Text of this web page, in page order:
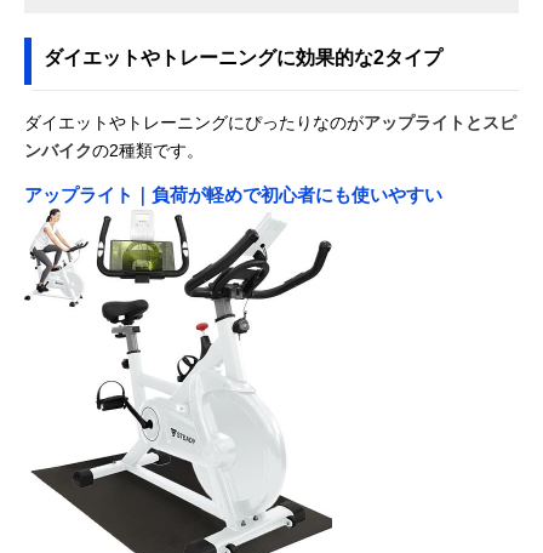
ダイエットやトレーニングに効果的な2タイプ
ダイエットやトレーニングにぴったりなのがアップライトとスピ
ンバイクの2種類です。
アップライト｜負荷が軽めで初心者にも使いやすい